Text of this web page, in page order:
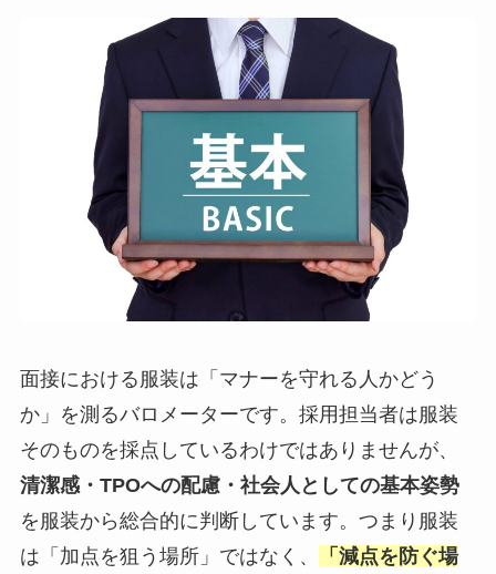
面接における服装は「マナーを守れる人かどう
か」を測るバロメーターです。採用担当者は服装
そのものを採点しているわけではありませんが、
清潔感・TPOへの配慮・社会人としての基本姿勢
を服装から総合的に判断しています。つまり服装
は「加点を狙う場所」ではなく、
「減点を防ぐ場